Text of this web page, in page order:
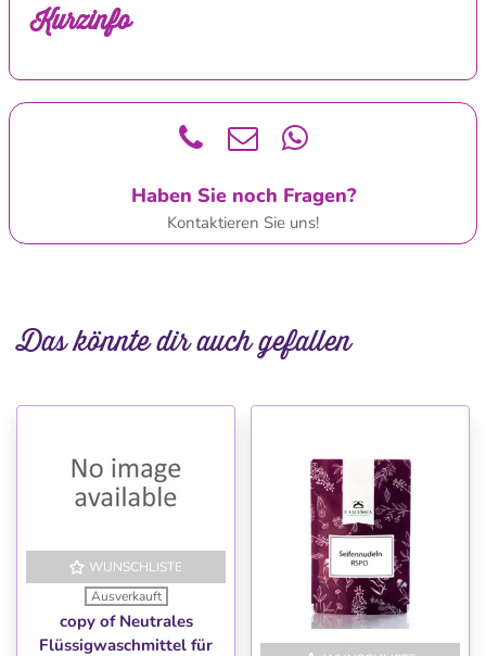
Kurzinfo
Haben Sie noch Fragen?
Kontaktieren Sie uns!
Das könnte dir auch gefallen
WUNSCHLISTE
Ausverkauft
copy of Neutrales
Flüssigwaschmittel für